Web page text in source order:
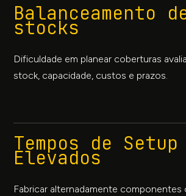
Balanceamento
stocks
Dificuldade em planear coberturas
stock, capacidade, custos e prazos.
Tempos de Setup
Elevados
Fabricar alternadamente